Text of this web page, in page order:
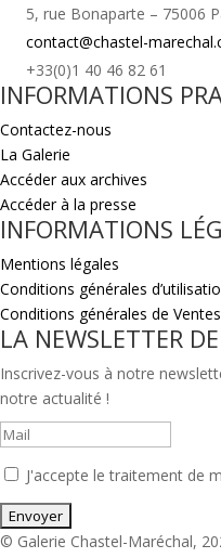
5, rue Bonaparte – 75006
contact@chastel-
+33(0)1 40 46 82 61
INFORMATIONS
Contactez-nous
La Galerie
Accéder aux archives
Accéder à la presse
INFORMATIONS
Mentions légales
Conditions générales
Conditions générales de Ventes
LA NEWSLETTER
Inscrivez-vous à notre
notre actualité !
J'accepte le traitement de
© Galerie Chastel-Maréchal,